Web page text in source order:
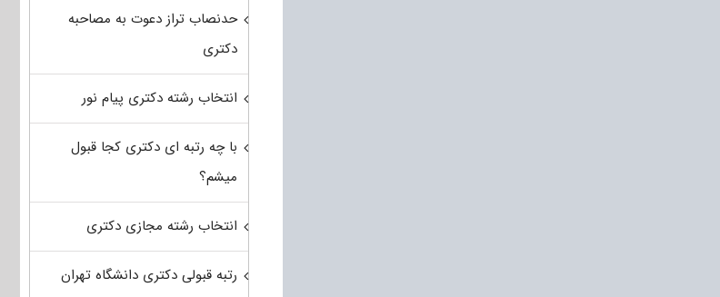
حدنصاب تراز دعوت به مصاحبه
دکتری
انتخاب رشته دکتری پیام نور
با چه رتبه ای دکتری کجا قبول
میشم؟
انتخاب رشته مجازی دکتری
رتبه قبولی دکتری دانشگاه تهران